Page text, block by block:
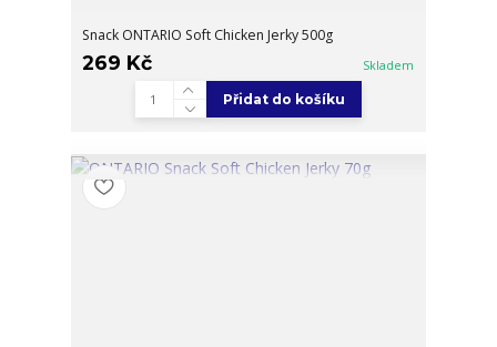
Snack ONTARIO Soft Chicken Jerky 500g
269 Kč Skladem
Přidat do košíku